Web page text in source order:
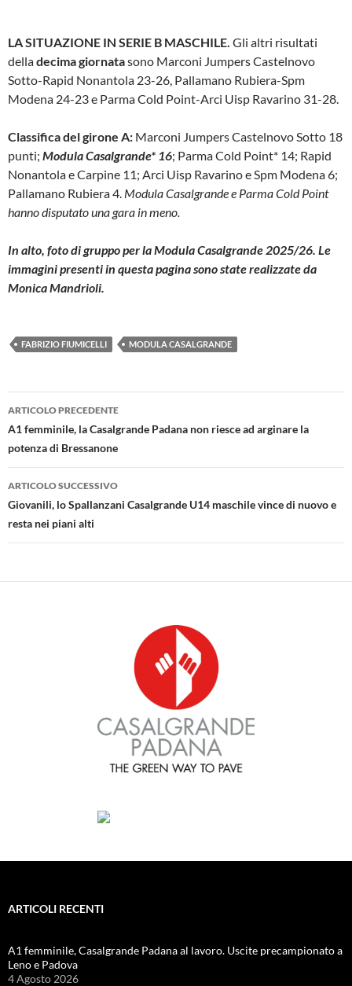
LA SITUAZIONE IN SERIE B MASCHILE. Gli altri risultati
delladecima giornatasono Marconi Jumpers Castelnovo
Sotto-Rapid Nonantola 23-26, Pallamano Rubiera-Spm
Modena 24-23 e Parma Cold Point-Arci Uisp Ravarino 31-28.
Classifica del girone A: Marconi Jumpers Castelnovo Sotto 18
punti; Modula Casalgrande* 16; Parma Cold Point* 14; Rapid
Nonantola e Carpine 11; Arci Uisp Ravarino e Spm Modena 6;
Pallamano Rubiera 4. Modula Casalgrande e Parma Cold Point
hanno disputato una gara in meno.
In alto, foto di gruppo per la Modula Casalgrande 2025/26. Le
immagini presenti in questa pagina sono state realizzate da
Monica Mandrioli.
FABRIZIO FIUMICELLI MODULA CASALGRANDE
Navigazione
articolo
ARTICOLO PRECEDENTE
A1 femminile, la Casalgrande Padana non riesce ad arginare la
potenza di Bressanone
ARTICOLO SUCCESSIVO
Giovanili, lo Spallanzani Casalgrande U14 maschile vince di nuovo e
resta nei piani alti
ARTICOLI RECENTI
A1 femminile, Casalgrande Padana al lavoro. Uscite precampionato a
Leno e Padova
4 Agosto 2026